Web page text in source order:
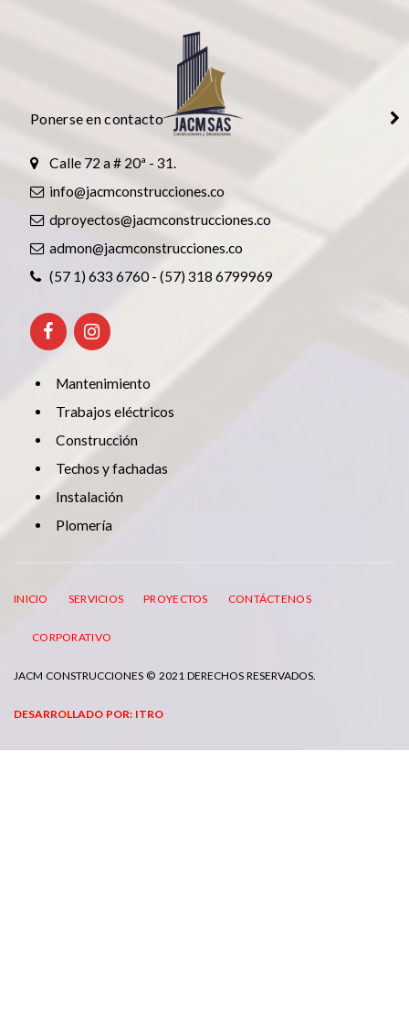
Ponerse en contacto
Calle 72 a # 20ª - 31.
info@jacmconstrucciones.co
dproyectos@jacmconstrucciones.co
admon@jacmconstrucciones.co
(57 1) 633 6760 - (57) 318 6799969
Mantenimiento
Trabajos eléctricos
Construcción
Techos y fachadas
Instalación
Plomería
INICIO SERVICIOS PROYECTOS CONTÁCTENOS
CORPORATIVO
JACM CONSTRUCCIONES © 2021 DERECHOS RESERVADOS.
DESARROLLADO POR: ITRO